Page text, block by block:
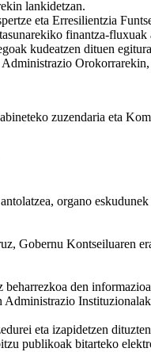
lankidetzan.
eta Erresilientzia
finantza-fluxuak
kudeatzen dituen
zuzendaria eta
organo
Gobernu Kontseiluaren
beharrezkoa den
eta izapidetzen
publikoak bitarteko